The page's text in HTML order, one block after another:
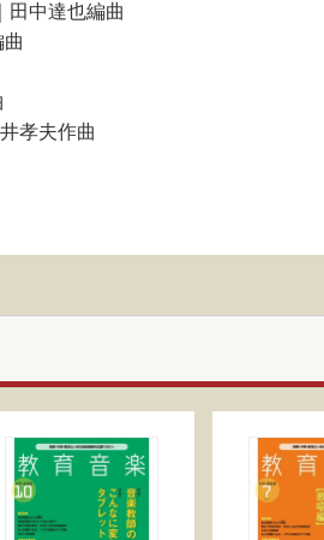
田中達也編曲
孝夫作曲